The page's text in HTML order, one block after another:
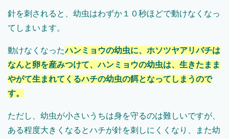
針を刺されると、幼虫はわずか１０秒ほどで動けなくなっ
てしまいます。
動けなくなったハンミョウの幼虫に、ホソツヤアリバチは
なんと卵を産みつけて、ハンミョウの幼虫は、生きたまま
やがて生まれてくるハチの幼虫の餌となってしまうので
す。
ただし、幼虫が小さいうちは身を守るのは難しいですが、
ある程度大きくなるとハチが針を刺しにくくなり、また幼